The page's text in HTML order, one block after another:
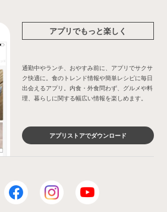
アプリでもっと楽しく
通勤中やランチ、おやすみ前に、アプリでサクサ
ク快適に。食のトレンド情報や簡単レシピに毎日
出会えるアプリ。内食・外食問わず、グルメや料
理、暮らしに関する幅広い情報を楽しめます。
アプリストアでダウンロード